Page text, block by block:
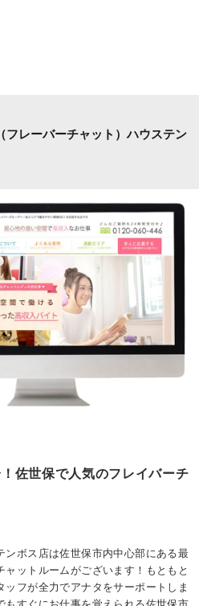
フレーバーチャット）ハウステン
佐世保で人気のフレイバーチ
ンボス店は佐世保市内中心部にある最
ットルームがございます！もともと
フが全力でアナタをサーポートしま